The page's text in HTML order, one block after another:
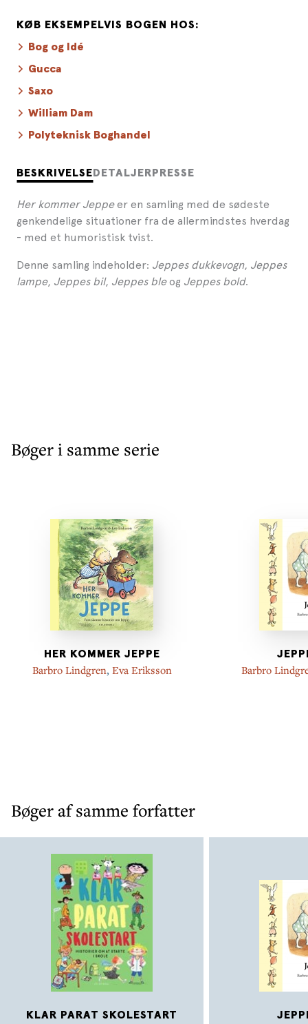
BESKRIVELSE DETALJER PRESSE
Her kommer Jeppeer en samling med de sødeste
genkendelige situationer fra de allermindstes hverdag
- med et humoristisk tvist.
Denne samling indeholder: Jeppes dukkevogn, Jeppes
lampe, Jeppes bil, Jeppes bleog Jeppes bold.
KØB EKSEMPELVIS BOGEN HOS:
Bog og Idé
Gucca
Saxo
William Dam
Polyteknisk Boghandel
Bøger i samme serie
HER KOMMER JEPPE
Barbro Lindgren, Eva Eriksson Barbro
Bøger af samme forfatter
KLAR PARAT SKOLESTART